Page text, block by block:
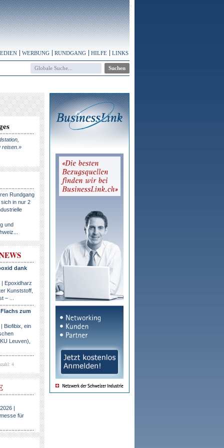
WERBUNG RUNDGANG HILFE LINKS
reisen.»
Rundgang
in nur 2
und
dank
Epoxidharz
Kunststoff,
– ...
zum
Biofibix, ein
Leuven),
4
|
für